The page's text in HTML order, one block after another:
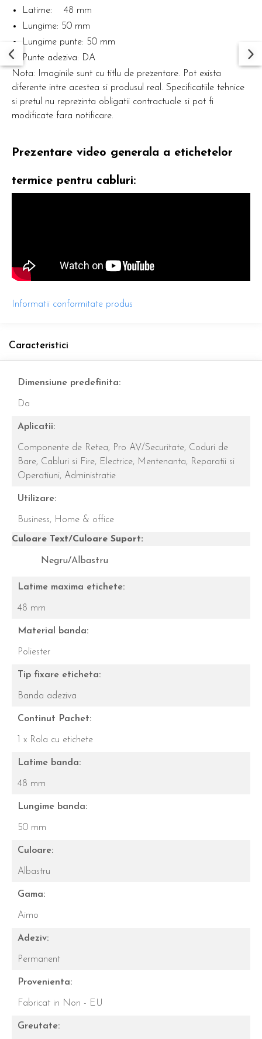
Latime: 48 mm
Lungime: 50 mm
Lungime punte: 50 mm
Punte adeziva: DA
Nota: Imaginile sunt cu titlu de prezentare. Pot exista
diferente intre acestea si produsul real. Specificatiile tehnice
si pretul nu reprezinta obligatii contractuale si pot fi
modificate fara notificare.
Prezentare video generala a etichetelor
termice pentru cabluri:
Informatii conformitate produs
Caracteristici
Dimensiune predefinita:
Da
Aplicatii:
Componente de Retea, Pro AV/Securitate, Coduri de
Bare, Cabluri si Fire, Electrice, Mentenanta, Reparatii si
Operatiuni, Administratie
Utilizare:
Business, Home & office
Culoare Text/Culoare Suport:
Negru/Albastru
Latime maxima etichete:
48 mm
Material banda:
Poliester
Tip fixare eticheta:
Banda adeziva
Continut Pachet:
1 x Rola cu etichete
Latime banda:
48 mm
Lungime banda:
50 mm
Culoare:
Albastru
Gama:
Aimo
Adeziv:
Permanent
Provenienta:
Fabricat in Non - EU
Greutate: